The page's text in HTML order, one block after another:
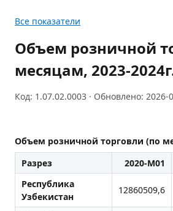
Все показатели
Объем розничной
месяцам, 2023-
Код: 1.07.02.0003 · Обновлено: 2026-
Объем розничной торговли (по
Разрез
2020-M01
Республика
Узбекистан
12860509,6